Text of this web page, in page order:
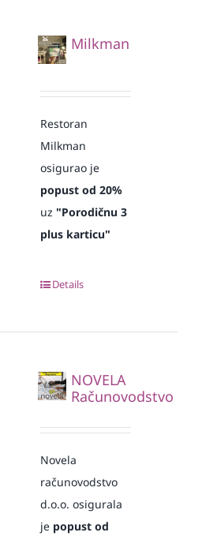
Milkman
Restoran
Milkman
osigurao je
popust od 20%
uz"Porodičnu 3
plus karticu"
Details
NOVELA
Računovodstvo
Novela
računovodstvo
d.o.o. osigurala
je popust od